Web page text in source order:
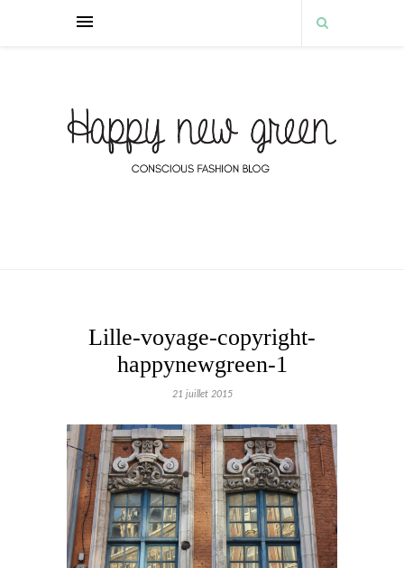
Lille-voyage-copyright-
happynewgreen-1
21 juillet 2015